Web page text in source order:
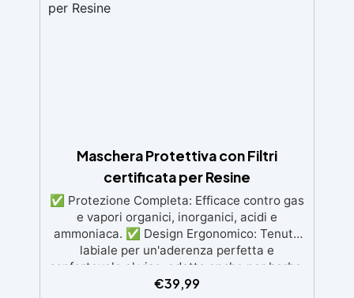
Supporta temperature da -40°C a +210°C,
Maschera Protettiva con Filtri
certificata per Resine
✅ Protezione Completa: Efficace contro gas
e vapori organici, inorganici, acidi e
ammoniaca. ✅ Design Ergonomico: Tenuta
labiale per un'aderenza perfetta e
confortevole al viso, adatta anche per barbe.
✅ Materiali Resistenti: Corpo in gomma
€39,99